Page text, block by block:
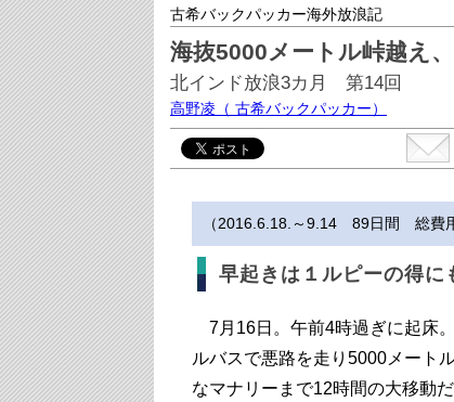
古希バックパッカー海外放浪記
海抜5000メートル峠越え
北インド放浪3カ月 第14回
高野凌 （ 古希バックパッカー）
（2016.6.18.～9.14 89日間 総費
早起きは１ルピーの得に
7月16日。午前4時過ぎに起床
ルバスで悪路を走り5000メート
なマナリーまで12時間の大移動